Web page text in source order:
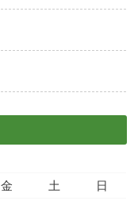
金 土
日